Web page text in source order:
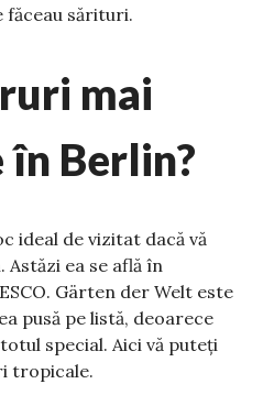
făceau sărituri.
mai
Berlin?
ideal de vizitat dacă vă
ea se află în
Gärten der Welt este
pusă pe listă, deoarece
special. Aici vă puteți
tropicale.